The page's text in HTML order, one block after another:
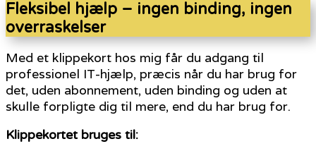
Fleksibel hjælp – ingen binding, ingen
overraskelser
Med et klippekort hos mig får du adgang til
professionel IT-hjælp, præcis når du har brug for
det, uden abonnement, uden binding og uden at
skulle forpligte dig til mere, end du har brug for.
Klippekortet bruges til: